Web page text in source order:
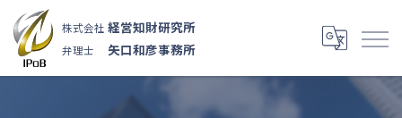
株式会社 経営知財研究所
弁理士 矢口和彦事務所